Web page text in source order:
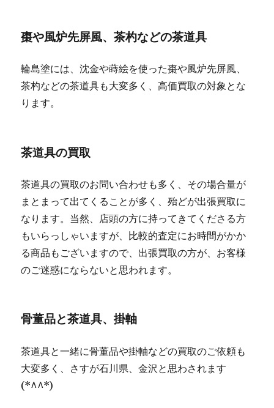
棗や風炉先屏風、茶杓などの茶道具
輪島塗には、沈金や蒔絵を使った棗や風炉先屏風、
茶杓などの茶道具も大変多く、高価買取の対象とな
ります。
茶道具の買取
茶道具の買取のお問い合わせも多く、その場合量が
まとまって出てくることが多く、殆どが出張買取に
なります。当然、店頭の方に持ってきてくださる方
もいらっしゃいますが、比較的査定にお時間がかか
る商品もございますので、出張買取の方が、お客様
のご迷惑にならないと思われます。
骨董品と茶道具、掛軸
茶道具と一緒に骨董品や掛軸などの買取のご依頼も
大変多く、さすが石川県、金沢と思わされます
(*^^*)